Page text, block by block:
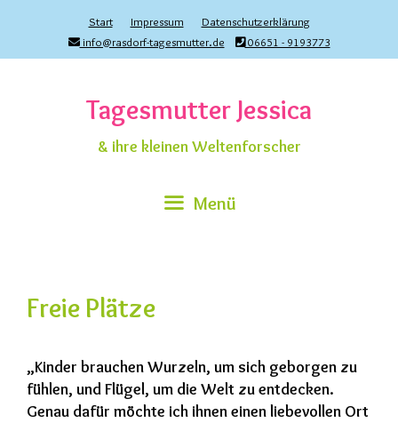
springen
Start Impressum
Datenschutzerklärung
info@rasdorf-tagesmutter.de
06651 - 9193773
Tagesmutter Jessica
& ihre kleinen Weltenforscher
Menü
Freie Plätze
„Kinder brauchen Wurzeln, um sich geborgen zu
fühlen, und Flügel, um die Welt zu entdecken.
Genau dafür möchte ich ihnen einen liebevollen Ort